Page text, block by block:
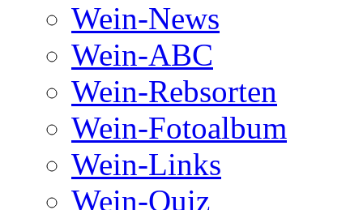
Wein-News
Wein-ABC
Wein-Rebsorten
Wein-Fotoalbum
Wein-Links
Wein-Quiz